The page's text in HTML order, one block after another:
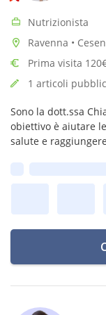
Nutrizionista
Ravenna •
Prima visita
1 articoli
Sono la dott.ssa
obiettivo è aiutare
salute e